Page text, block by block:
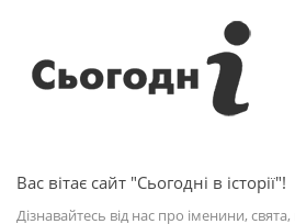
Вас вітає сайт "Сьогодні в історії"!
Дізнавайтесь від нас про іменини, свята,